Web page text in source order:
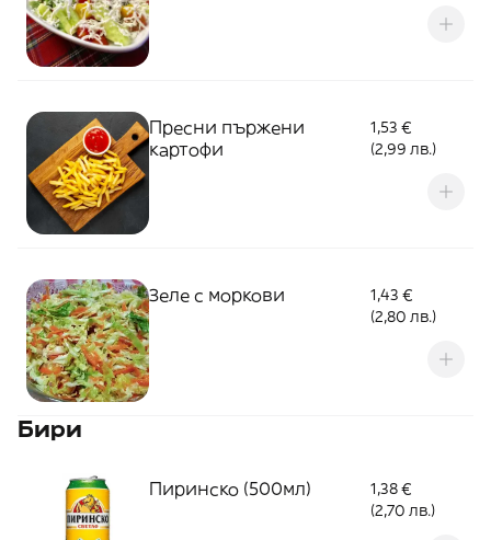
Пресни пържени
картофи
1,53 €
(2,99 лв.)
Зеле с моркови
1,43 €
(2,80 лв.)
Бири
Пиринско (500мл)
1,38 €
(2,70 лв.)